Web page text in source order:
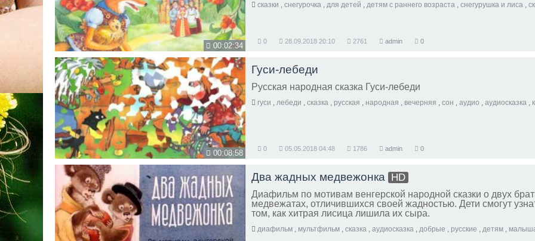
00:02:34
сказки , снегурочка , для детей , детям с раннего возраста , снегурушка и лиса ,
0 28.09.2018 20:10 2761 admin 0
00:08:58
Гуси-лебеди
Русская народная сказка Гуси-лебеди
гуси , лебеди , сказка , русская , народная , вечерняя , сон , аудио , аудиосказка ,
0 05.05.2018 04:48 1786 admin 0
Два жадных медвежонка HD
Диафильм по мотивам венгерской народной сказки о двух
медвежатах, отличившихся своей жадностью. Дети смогут
том, как хитрая лисица лишила их сыра.
диафильм , мультфильм , сказка , аудиосказка , добрые , русские , детям ,